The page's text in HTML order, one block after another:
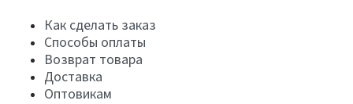
Как сделать заказ
Способы оплаты
Возврат товара
Доставка
Оптовикам